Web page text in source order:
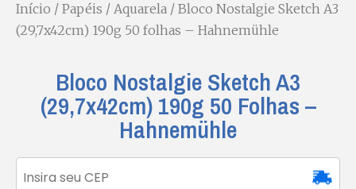
Início / Papéis / Aquarela / Bloco Nostalgie Sketch A3
(29,7x42cm) 190g 50 folhas – Hahnemühle
Bloco Nostalgie Sketch A3
(29,7x42cm) 190g 50 Folhas –
Hahnemühle